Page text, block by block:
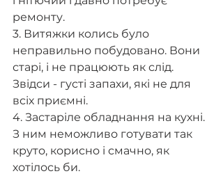
ремонту.
3. Витяжки колись було
неправильно побудовано. Вони
старі, і не працюють як слід.
Звідси - густі запахи, які не для
всіх приємні.
4. Застаріле обладнання на кухні.
З ним неможливо готувати так
круто, корисно і смачно, як
хотілось би.